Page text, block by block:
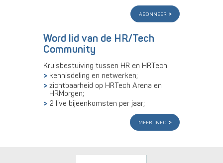
abonneer
Word lid van de HR/Tech
Community
Kruisbestuiving tussen HR en HRTech:
kennisdeling en netwerken;
zichtbaarheid op HRTech Arena en
HRMorgen;
2 live bijeenkomsten per jaar;
meer info